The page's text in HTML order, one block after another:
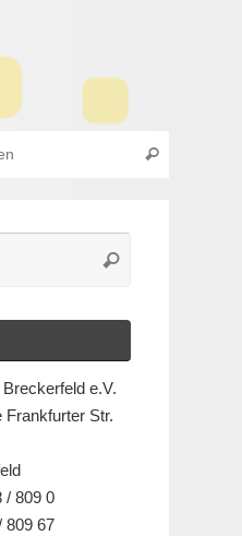
e.V.
Str.
/ 809 0
809 67